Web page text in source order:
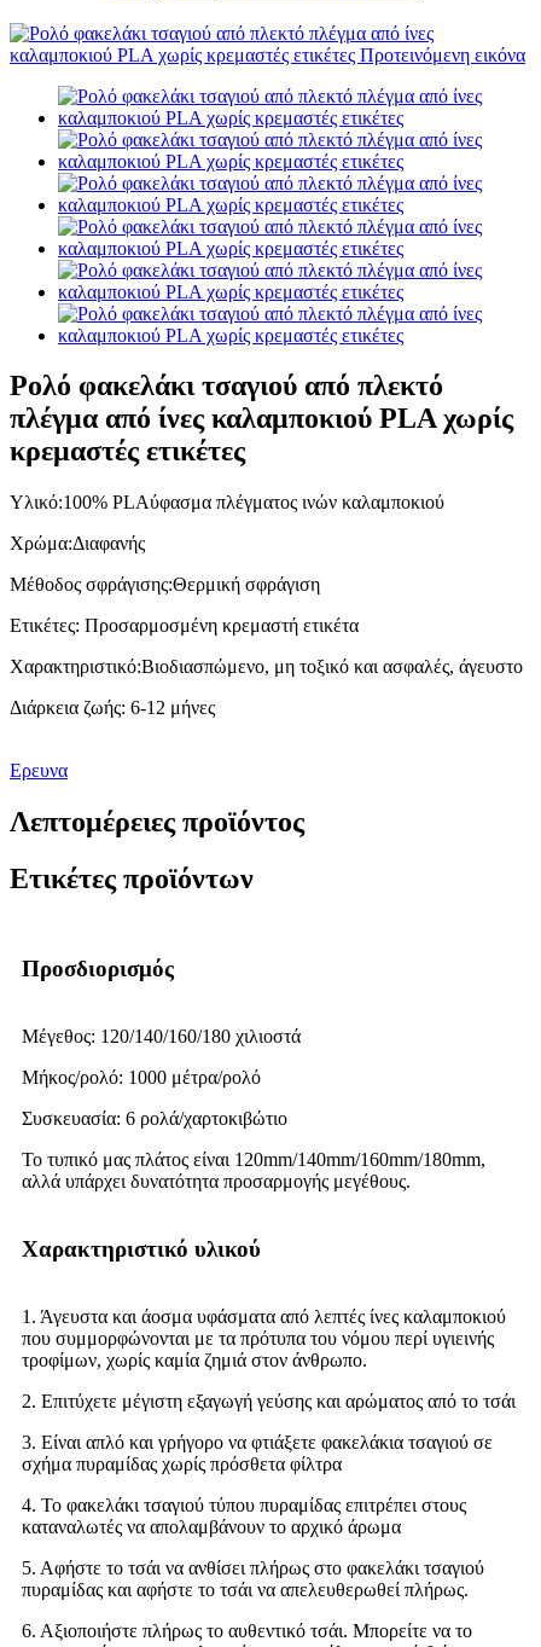
Ρολό φακελάκι τσαγιού από πλεκτό
πλέγμα από ίνες καλαμποκιού PLA χωρίς
κρεμαστές ετικέτες
Υλικό:100% PLAύφασμα πλέγματος ινών καλαμποκιού
Χρώμα:Διαφανής
Μέθοδος σφράγισης:Θερμική σφράγιση
Ετικέτες: Προσαρμοσμένη κρεμαστή ετικέτα
Χαρακτηριστικό:Βιοδιασπώμενο, μη τοξικό και ασφαλές, άγευστο
Διάρκεια ζωής: 6-12 μήνες
Ερευνα
Λεπτομέρειες προϊόντος
Ετικέτες προϊόντων
Προσδιορισμός
Μέγεθος: 120/140/160/180 χιλιοστά
Μήκος/ρολό: 1000 μέτρα/ρολό
Συσκευασία: 6 ρολά/χαρτοκιβώτιο
Το τυπικό μας πλάτος είναι 120mm/140mm/160mm/180mm,
αλλά υπάρχει δυνατότητα προσαρμογής μεγέθους.
Χαρακτηριστικό υλικού
1. Άγευστα και άοσμα υφάσματα από λεπτές ίνες καλαμποκιού
που συμμορφώνονται με τα πρότυπα του νόμου περί υγιεινής
τροφίμων, χωρίς καμία ζημιά στον άνθρωπο.
2. Επιτύχετε μέγιστη εξαγωγή γεύσης και αρώματος από το τσάι
3. Είναι απλό και γρήγορο να φτιάξετε φακελάκια τσαγιού σε
σχήμα πυραμίδας χωρίς πρόσθετα φίλτρα
4. Το φακελάκι τσαγιού τύπου πυραμίδας επιτρέπει στους
καταναλωτές να απολαμβάνουν το αρχικό άρωμα
5. Αφήστε το τσάι να ανθίσει πλήρως στο φακελάκι τσαγιού
πυραμίδας και αφήστε το τσάι να απελευθερωθεί πλήρως.
6. Αξιοποιήστε πλήρως το αυθεντικό τσάι. Μπορείτε να το